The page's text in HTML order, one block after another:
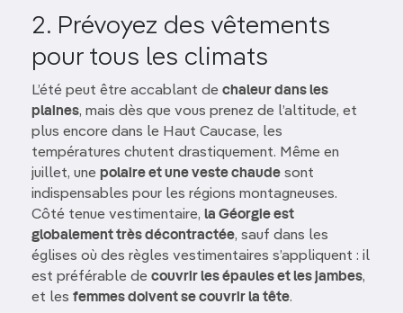
2. Prévoyez des vêtements
pour tous les climats
L’été peut être accablant de chaleur dans les
plaines, mais dès que vous prenez de l’altitude, et
plus encore dans le Haut Caucase, les
températures chutent drastiquement. Même en
juillet, une polaire et une veste chaude sont
indispensables pour les régions montagneuses.
Côté tenue vestimentaire, la Géorgie est
globalement très décontractée, sauf dans les
églises où des règles vestimentaires s’appliquent : il
est préférable de couvrir les épaules et les jambes,
et les femmes doivent se couvrir la tête.